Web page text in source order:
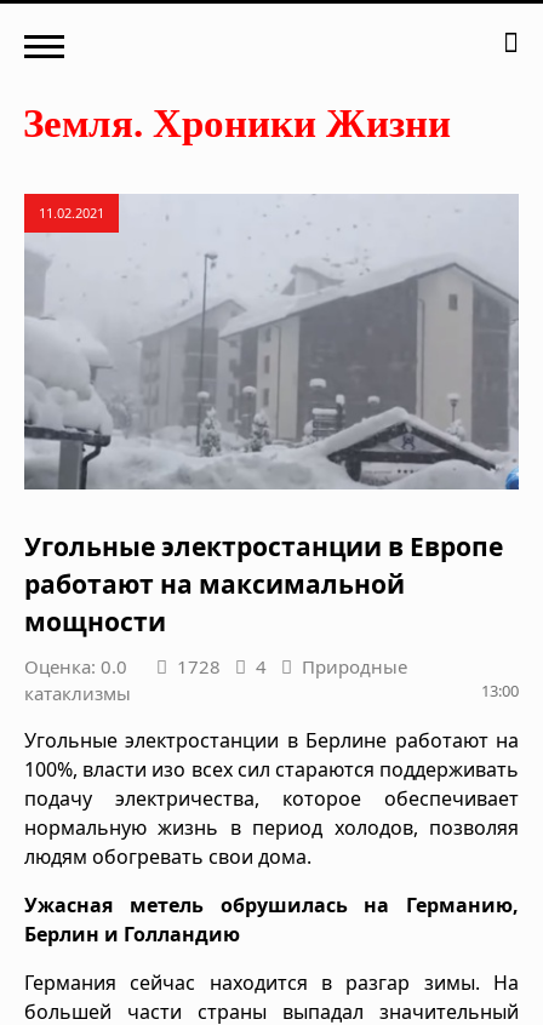
11.02.2021
Угольные электростанции в Европе
работают на максимальной
мощности
Оценка: 0.0 1728 4
Природные
катаклизмы
13:00
Угольные электростанции в Берлине работают на
100%, власти изо всех сил стараются поддерживать
подачу электричества, которое обеспечивает
нормальную жизнь в период холодов, позволяя
людям обогревать свои дома.
Ужасная метель обрушилась на Германию,
Берлин и Голландию
Германия сейчас находится в разгар зимы. На
большей части страны выпадал значительный